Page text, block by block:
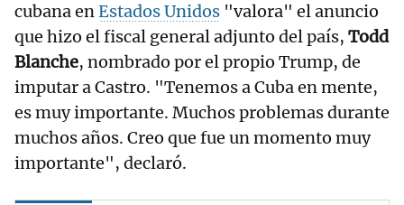
cubana enEstados Unidos "valora" el anuncio
que hizo el fiscal general adjunto del país, Todd
Blanche, nombrado por el propio Trump, de
imputar a Castro. "Tenemos a Cuba en mente,
es muy importante. Muchos problemas durante
muchos años. Creo que fue un momento muy
importante", declaró.